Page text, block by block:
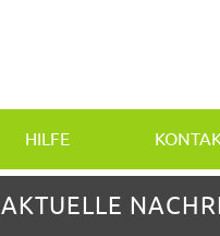
HILFE
AKTUELLE